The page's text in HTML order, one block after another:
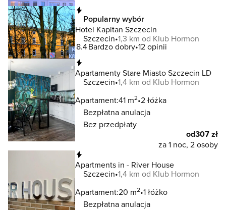
Popularny wybór
Hotel Kapitan Szczecin
Szczecin 1,3 km od Klub Hormon
8.4Bardzo dobry 12 opinii
Apartamenty Stare Miasto Szczecin LD
Szczecin 1,4 km od Klub Hormon
Apartament:41 m2 2 łóżka
Bezpłatna anulacja
Bez przedpłaty
od307 zł
za 1 noc, 2 osoby
Apartments in - River House
Szczecin 1,4 km od Klub Hormon
Apartament:20 m2 1 łóżko
Bezpłatna anulacja